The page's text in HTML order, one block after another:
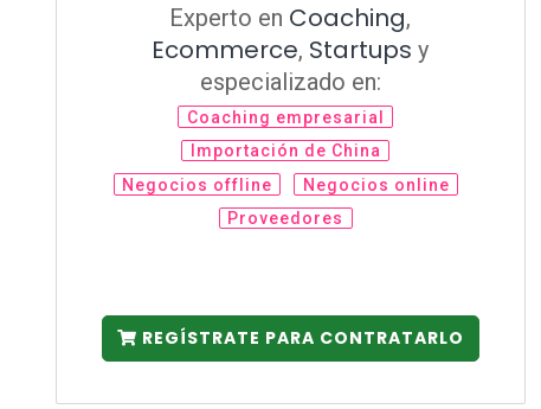
Experto en Coaching,
Ecommerce, Startups y
especializado en:
Coaching empresarial
Importación de China
Negocios offline
Negocios online
Proveedores
REGÍSTRATE PARA CONTRATARLO